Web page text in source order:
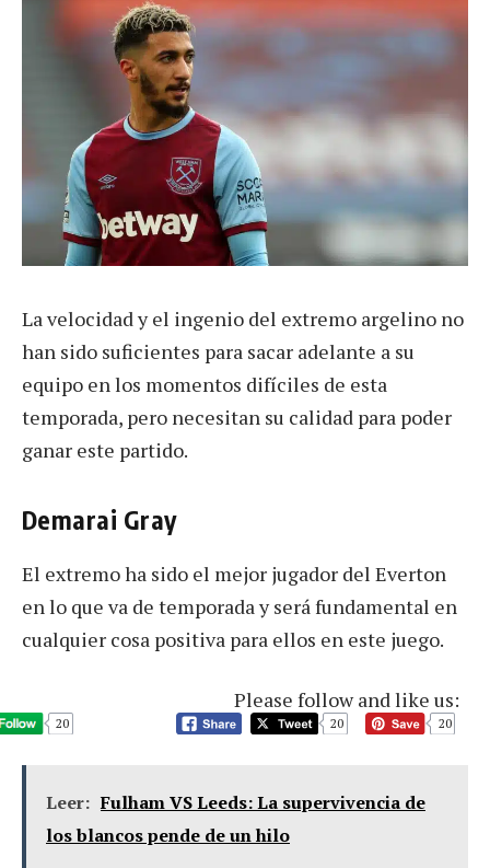
La velocidad y el ingenio del extremo argelino no
han sido suficientes para sacar adelante a su
equipo en los momentos difíciles de esta
temporada, pero necesitan su calidad para poder
ganar este partido.
Demarai Gray
El extremo ha sido el mejor jugador del Everton
en lo que va de temporada y será fundamental en
cualquier cosa positiva para ellos en este juego.
Please follow and like us:
20 20 20
Leer: Fulham VS Leeds: La supervivencia de
los blancos pende de un hilo